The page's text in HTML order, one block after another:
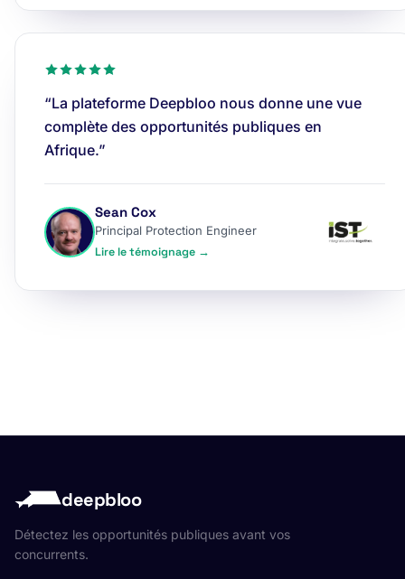
“La plateforme Deepbloo nous donne une vue
complète des opportunités publiques en
Afrique.”
Sean Cox
Principal Protection Engineer
Lire le témoignage →
deepbloo
Détectez les opportunités publiques avant vos
concurrents.